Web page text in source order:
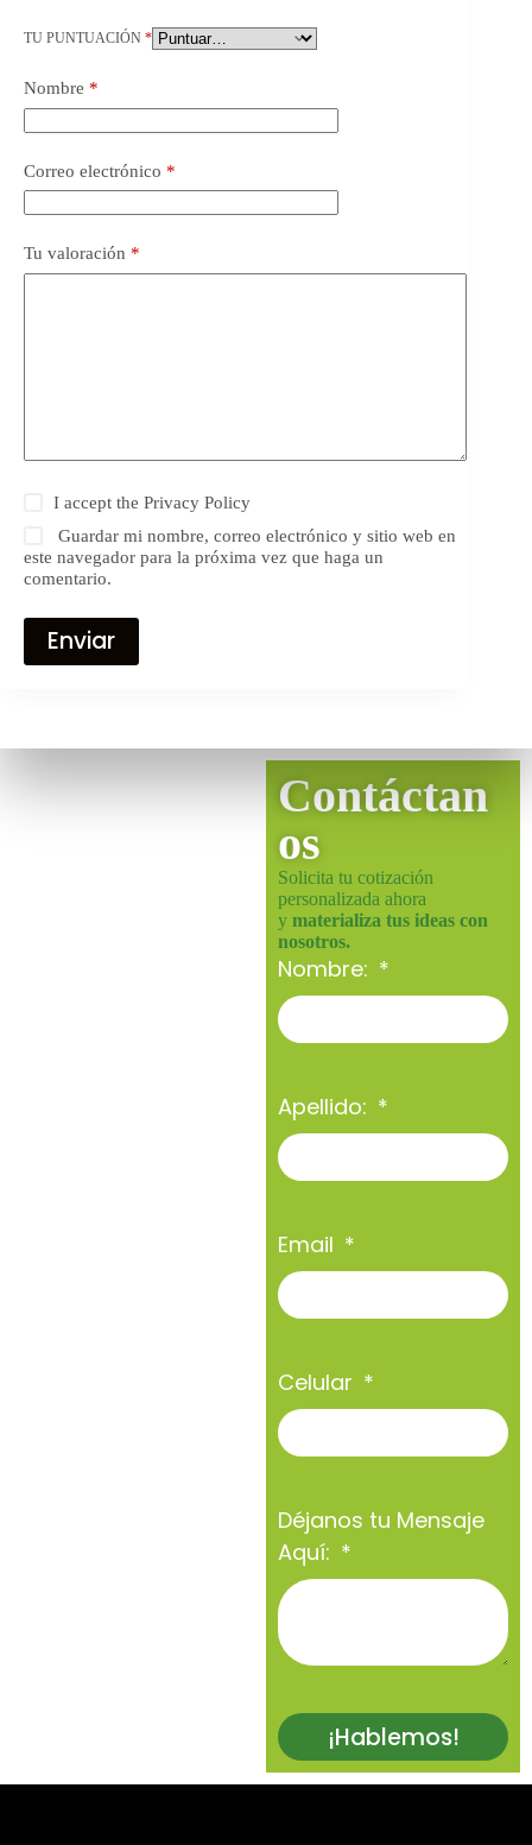
TU PUNTUACIÓN *
Nombre *
Correo electrónico *
Tu valoración *
I accept thePrivacy Policy
Guardar mi nombre, correo electrónico y sitio web en
este navegador para la próxima vez que haga un
comentario.
Enviar
Contáctan
os
Solicita tu cotización
personalizada ahora
y materializa tus ideas con
nosotros.
Nombre:
Apellido:
Email
Celular
Déjanos tu Mensaje
Aquí:
¡Hablemos!